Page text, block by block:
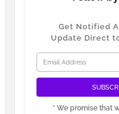
Get Notified
Update Direct
* We promise that